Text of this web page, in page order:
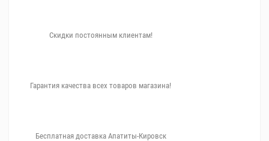
Скидки постоянным клиентам!
Гарантия качества всех товаров магазина!
Бесплатная доставка Апатиты-Кировск